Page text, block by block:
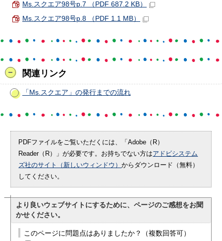
Ms.スクエア98号p.7 （PDF 687.2 KB）
Ms.スクエア98号p.8 （PDF 1.1 MB）
関連リンク
「Ms.スクエア」の発行までの流れ
PDFファイルをご覧いただくには、「Adobe（R）
Reader（R）」が必要です。お持ちでない方はアドビシステム
ズ社のサイト（新しいウィンドウ）からダウンロード（無料）
してください。
より良いウェブサイトにするために、ページのご感想をお聞
かせください。
このページに問題点はありましたか？（複数回答可）